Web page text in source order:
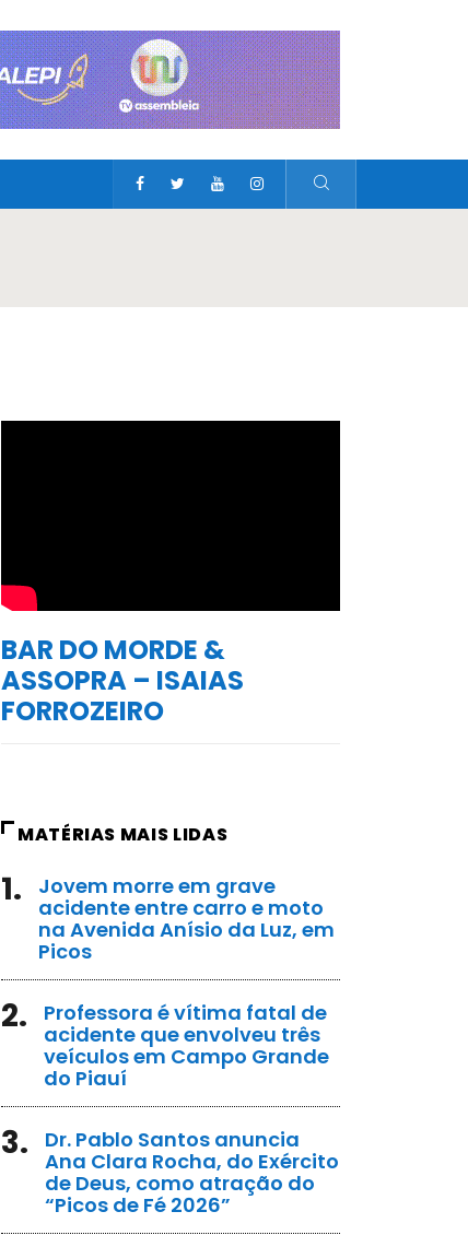
BAR DO MORDE &
ASSOPRA – ISAIAS
FORROZEIRO
MATÉRIAS MAIS LIDAS
1.
Jovem morre em grave
acidente entre carro e moto
na Avenida Anísio da Luz, em
Picos
2.
Professora é vítima fatal de
acidente que envolveu três
veículos em Campo Grande
do Piauí
3.
Dr. Pablo Santos anuncia
Ana Clara Rocha, do Exército
de Deus, como atração do
“Picos de Fé 2026”